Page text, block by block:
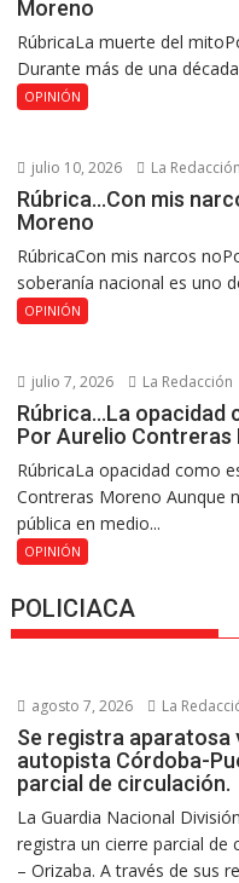
Moreno
RúbricaLa muerte del
Durante más de una
OPINIÓN
julio 10, 2026 La Redacción
Rúbrica…Con mis
Moreno
RúbricaCon mis narcos
soberanía nacional es uno
OPINIÓN
julio 7, 2026 La Redacción
Rúbrica…La opacidad
Por Aurelio Contreras
RúbricaLa opacidad como
Contreras Moreno Aunque
pública en medio...
OPINIÓN
POLICIACA
agosto 7, 2026 La
Se registra aparatosa
autopista Córdoba-
parcial de circulación.
La Guardia Nacional
registra un cierre parcial de
– Orizaba. A través de sus